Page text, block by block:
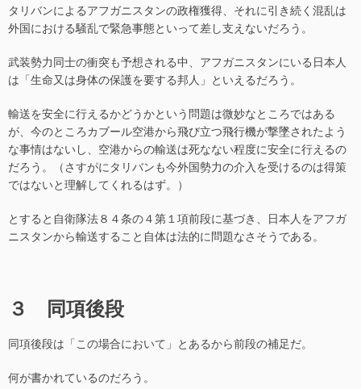
タリバンによるアフガニスタンの政権獲得、それに引き続く混乱は
外国における騒乱で緊急事態といって差し支えないだろう。
武装勢力同士の衝突も予想される中、アフガニスタンにいる日本人
は「生命又は身体の保護を要する邦人」といえるだろう。
輸送を安全に行えるかどうかという問題は微妙なところではある
が、今のところカブール空港から飛び立つ飛行機が撃墜されたよう
な事情はないし、空港からの輸送は死なない程度に安全に行えるの
だろう。（さすがにタリバンも今外国勢力の介入を受けるのは得策
ではないと理解してくれるはず。）
とすると自衛隊法８４条の４第１項前段に基づき、日本人をアフガ
ニスタンから輸送すること自体は法的に問題なさそうである。
３ 同項後段
同項後段は「この場合において」とあるから前段の補足だ。
何が書かれているのだろう。